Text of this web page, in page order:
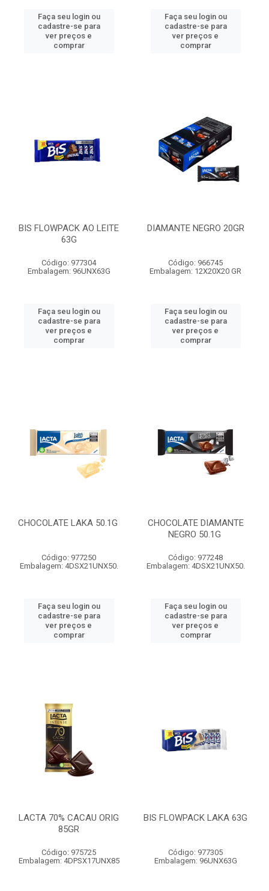
Faça seu login ou
cadastre-se para
ver preços e
comprar
Faça seu login ou
cadastre-se para
ver preços e
comprar
BIS FLOWPACK AO LEITE
63G
Código: 977304
Embalagem: 96UNX63G
Faça seu login ou
cadastre-se para
ver preços e
comprar
DIAMANTE NEGRO 20GR
Código: 966745
Embalagem: 12X20X20 GR
Faça seu login ou
cadastre-se para
ver preços e
comprar
CHOCOLATE LAKA 50.1G
Código: 977250
Embalagem: 4DSX21UNX50.
Faça seu login ou
cadastre-se para
ver preços e
comprar
CHOCOLATE DIAMANTE
NEGRO 50.1G
Código: 977248
Embalagem: 4DSX21UNX50.
Faça seu login ou
cadastre-se para
ver preços e
comprar
LACTA 70% CACAU ORIG
85GR
Código: 975725
Embalagem: 4DPSX17UNX85
BIS FLOWPACK LAKA 63G
Código: 977305
Embalagem: 96UNX63G